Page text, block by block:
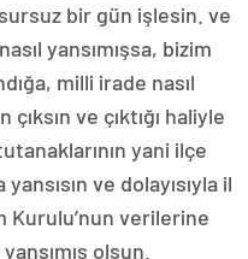
bir gün işlesin. ve
yansımışsa, bizim
milli irade nasıl
ve çıktığı haliyle
yani ilçe
ve dolayısıyla il
Kurulu’nun verilerine
olsun.